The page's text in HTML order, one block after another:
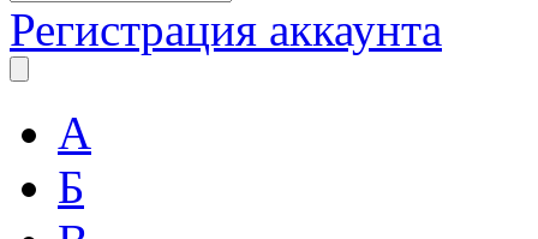
Регистрация аккаунта
А
Б